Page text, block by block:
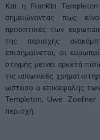
Και η Franklin
σημειώνοντας πως
προοπτικές των
της περιοχής
επισημαίνεται, οι
στιγμής μείνει αρκετά
τις ιαπωνικές
ωστόσο ο επικεφαλής
Templeton, Uwe Zoellner
περιοχή.